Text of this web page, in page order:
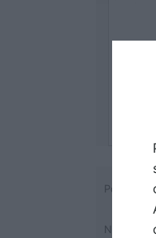
Polizor
Numar